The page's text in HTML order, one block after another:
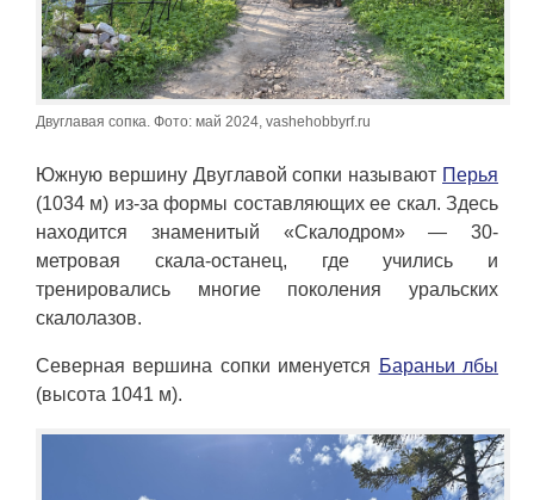
Двуглавая сопка. Фото: май 2024, vashehobbyrf.ru
Южную вершину Двуглавой сопки называют Перья
(1034 м) из-за формы составляющих ее скал. Здесь
находится знаменитый «Скалодром» — 30-
метровая скала-останец, где учились и
тренировались многие поколения уральских
скалолазов.
Северная вершина сопки именуется Бараньи лбы
(высота 1041 м).